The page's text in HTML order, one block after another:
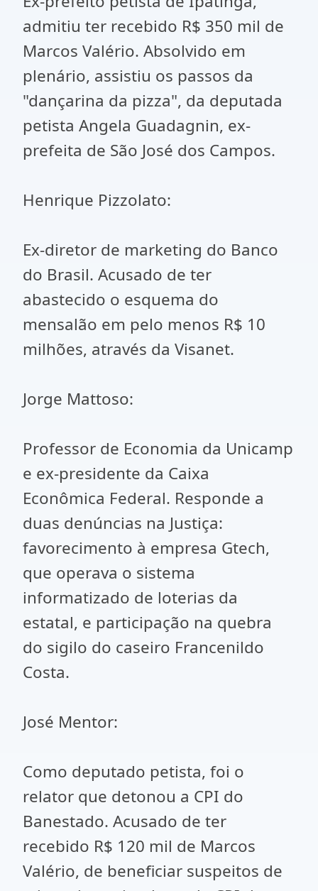
admitiu ter recebido R$ 350 mil de
Marcos Valério. Absolvido em
plenário, assistiu os passos da
"dançarina da pizza", da deputada
petista Angela Guadagnin, ex-
prefeita de São José dos Campos.
Henrique Pizzolato:
Ex-diretor de marketing do Banco
do Brasil. Acusado de ter
abastecido o esquema do
mensalão em pelo menos R$ 10
milhões, através da Visanet.
Jorge Mattoso:
Professor de Economia da Unicamp
e ex-presidente da Caixa
Econômica Federal. Responde a
duas denúncias na Justiça:
favorecimento à empresa Gtech,
que operava o sistema
informatizado de loterias da
estatal, e participação na quebra
do sigilo do caseiro Francenildo
Costa.
José Mentor:
Como deputado petista, foi o
relator que detonou a CPI do
Banestado. Acusado de ter
recebido R$ 120 mil de Marcos
Valério, de beneficiar suspeitos de